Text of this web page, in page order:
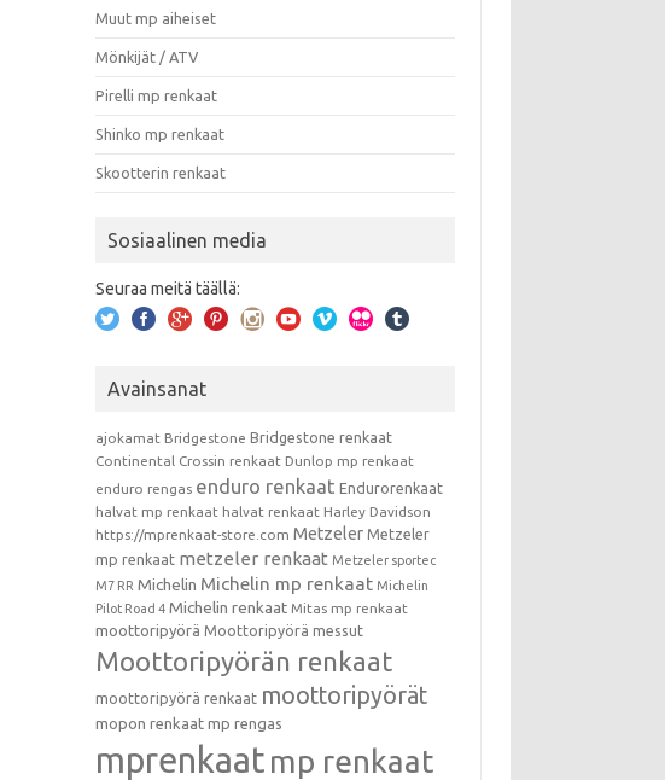
Muut mp aiheiset
Mönkijät / ATV
Pirelli mp renkaat
Shinko mp renkaat
Skootterin renkaat
Sosiaalinen media
Seuraa meitä täällä:
Avainsanat
ajokamat Bridgestone Bridgestone renkaat
Continental Crossin renkaat Dunlop mp renkaat
enduro rengas enduro renkaat Endurorenkaat
halvat mp renkaat halvat renkaat Harley Davidson
https://mprenkaat-store.com Metzeler Metzeler
mp renkaat metzeler renkaat Metzeler sportec
M7 RR Michelin Michelin mp renkaat Michelin
Pilot Road 4 Michelin renkaat Mitas mp renkaat
moottoripyörä Moottoripyörä messut
Moottoripyörän renkaat
moottoripyörä renkaat moottoripyörät
mopon renkaat mp rengas
mprenkaat mp renkaat